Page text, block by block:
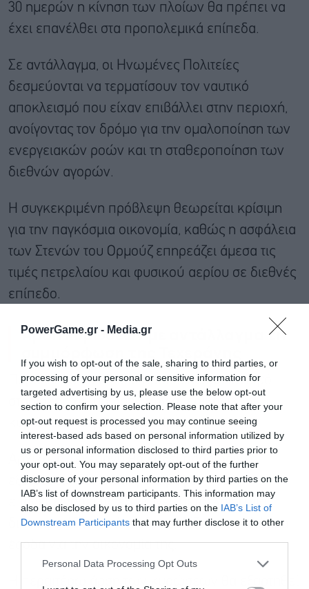
PowerGame.gr - Media.gr
If you wish to opt-out of the sale, sharing to third parties, or
processing of your personal or sensitive information for
targeted advertising by us, please use the below opt-out
section to confirm your selection. Please note that after your
opt-out request is processed you may continue seeing
interest-based ads based on personal information utilized by
us or personal information disclosed to third parties prior to
your opt-out. You may separately opt-out of the further
disclosure of your personal information by third parties on the
IAB’s list of downstream participants. This information may
also be disclosed by us to third parties on the IAB’s List of
Downstream Participants that may further disclose it to other
Personal Data Processing Opt Outs
30 ημερών η κίνηση των πλοίων θα πρέπει να
έχει επανέλθει στα προπολεμικά επίπεδα.
Σε αντάλλαγμα, οι Ηνωμένες Πολιτείες
δεσμεύονται να τερματίσουν τον ναυτικό
αποκλεισμό που είχαν επιβάλλει στην περιοχή,
ανοίγοντας τον δρόμο για την ομαλοποίηση των
ενεργειακών ροών και τη σταθεροποίηση των
διεθνών αγορών.
Η συγκεκριμένη πρόβλεψη θεωρείται κρίσιμη
για την παγκόσμια οικονομία, καθώς η ασφάλεια
των Στενών του Ορμούζ επηρεάζει άμεσα τις
τιμές πετρελαίου και φυσικού αερίου σε διεθνές
επίπεδο.
Άρση κυρώσεων με αντάλλαγμα τη
Παράλληλα, το σχέδιο προβλέπει μηχανισμό
σταδιακής χαλάρωσης των αμερικανικών
κυρώσεων εις βάρος του Ιράν.
Αρχικά, η Τεχεράνη θα λάβει προσωρινές
εξαιρέσεις που θα της επιτρέψουν να
επανεκκινήσει τις εξαγωγές πετρελαίου για
διάστημα 60 ημερών, εξασφαλίζοντας πολύτιμα
έσοδα για την οικονομία της.